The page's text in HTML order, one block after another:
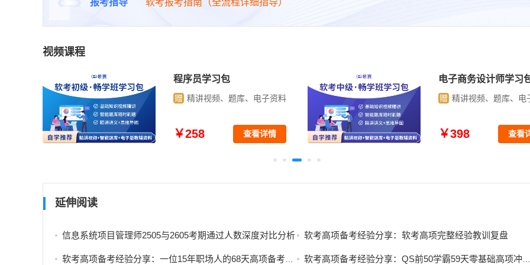
报考指导 软考报考指南（全流程详细指导）
视频课程
信息系统监理师学习包
赠 精讲视频、题库、电子资料
￥398 查看详情
软件评测师学习包
赠 精讲视频、题库、电
￥398 查看
延伸阅读
信息系统项目管理师2505与2605考期通过人数深度对比分析 软考高项备考经验分享：软考高项完整经验教训复盘
软考高项备考经验分享：一位15年职场人的68天高项备考经验 软考高项备考经验分享：QS前50学霸59天零基础高项冲刺之路